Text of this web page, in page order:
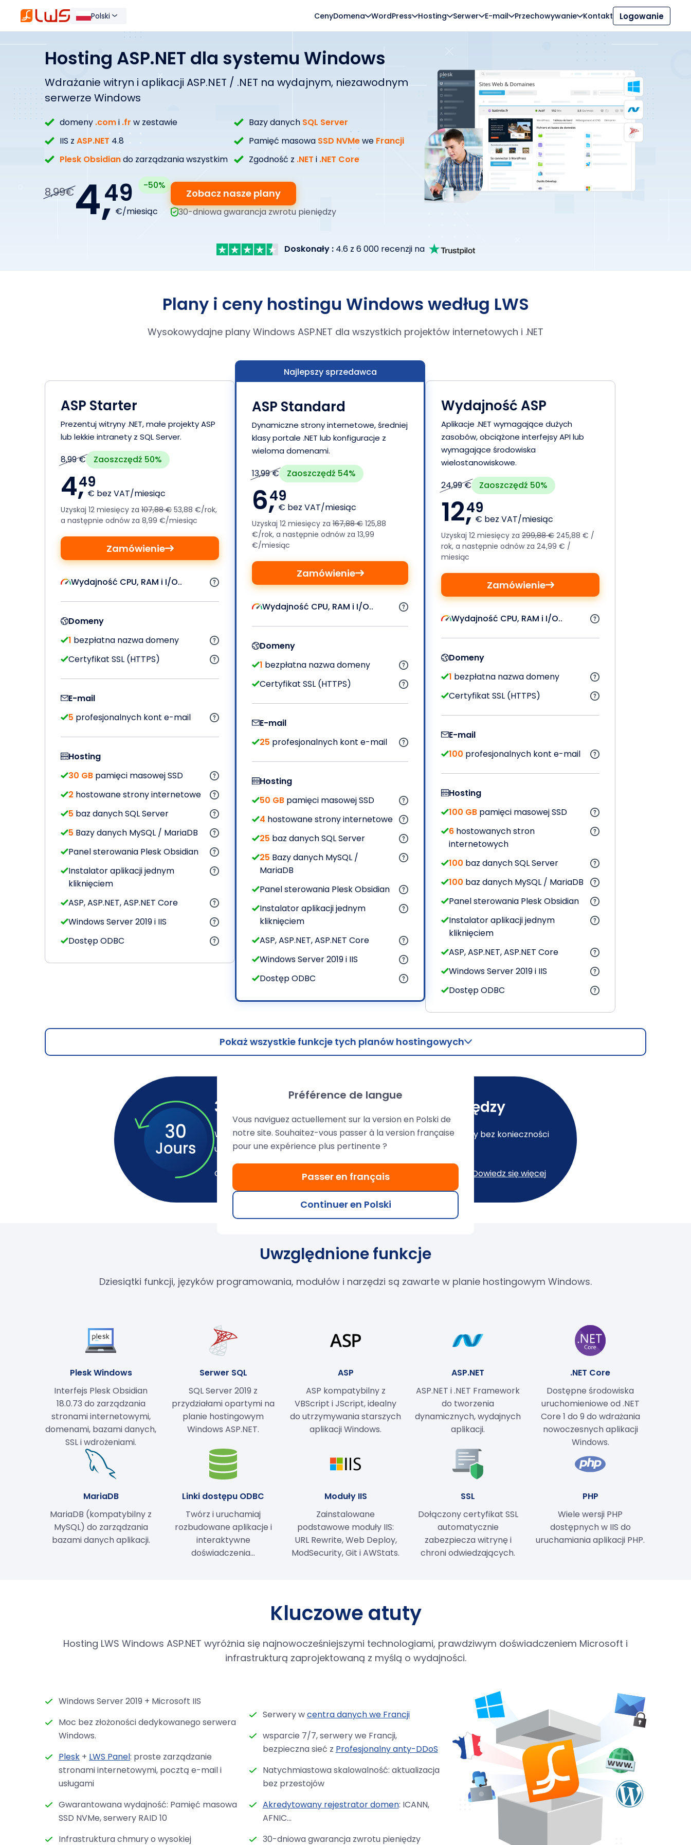
Polski CenyDomena WordPress Hosting Serwer E-mail Przechowywanie Kontakt Logowanie
Hosting ASP.NET dla systemu Windows
Wdrażanie witryn i aplikacji ASP.NET / .NET na wydajnym, niezawodnym
serwerze Windows
domeny .comi .fr w zestawie Bazy danych SQL Server
IIS z ASP.NET 4.8 Pamięć masowa SSD NVMewe Francji
Plesk Obsidiando zarządzania wszystkim Zgodność z .NET i .NET Core
8,99€4,49
€/miesiąc
-50%
Zobacz nasze plany
30-dniowa gwarancja zwrotu pieniędzy
Doskonały :4.6 z 6 000 recenzji na
Plany i ceny hostingu Windows według LWS
Wysokowydajne plany Windows ASP.NET dla wszystkich projektów internetowych i .NET
ASP Starter
Prezentuj witryny .NET, małe projekty ASP
lub lekkie intranety z SQL Server.
8,99 € Zaoszczędź 50%
4,49
€ bez VAT/miesiąc
Uzyskaj 12 miesięcy za 107,88 € 53,88 €/rok,
a następnie odnów za 8,99 €/miesiąc
Zamówienie
Wydajność CPU, RAM i I/O..
Domeny
1 bezpłatna nazwa domeny
Certyfikat SSL (HTTPS)
E-mail
5 profesjonalnych kont e-mail
Hosting
30 GB pamięci masowej SSD
2 hostowane strony internetowe
5 baz danych SQL Server
5 Bazy danych MySQL / MariaDB
Panel sterowania Plesk Obsidian
Instalator aplikacji jednym
kliknięciem
ASP, ASP.NET, ASP.NET Core
Windows Server 2019 i IIS
Dostęp ODBC
Najlepszy sprzedawca
ASP Standard
Dynamiczne strony internetowe, średniej
klasy portale .NET lub konfiguracje z
wieloma domenami.
13,99 € Zaoszczędź 54%
6,49
€ bez VAT/miesiąc
Uzyskaj 12 miesięcy za 167,88 € 125,88
€/rok, a następnie odnów za 13,99
€/miesiąc
Zamówienie
Wydajność CPU, RAM i I/O..
Domeny
1 bezpłatna nazwa domeny
Certyfikat SSL (HTTPS)
E-mail
25 profesjonalnych kont e-mail
Hosting
50 GB pamięci masowej SSD
4 hostowane strony internetowe
25 baz danych SQL Server
25 Bazy danych MySQL /
MariaDB
Panel sterowania Plesk Obsidian
Instalator aplikacji jednym
kliknięciem
ASP, ASP.NET, ASP.NET Core
Windows Server 2019 i IIS
Dostęp ODBC
Wydajność ASP
Aplikacje .NET wymagające dużych
zasobów, obciążone interfejsy API lub
wymagające środowiska
wielostanowiskowe.
24,99 € Zaoszczędź 50%
12,49
€ bez VAT/miesiąc
Uzyskaj 12 miesięcy za 299,88 € 245,88 € /
rok, a następnie odnów za 24,99 € /
miesiąc
Zamówienie
Wydajność CPU, RAM i I/O..
Domeny
1 bezpłatna nazwa domeny
Certyfikat SSL (HTTPS)
E-mail
100 profesjonalnych kont e-mail
Hosting
100 GB pamięci masowej SSD
6 hostowanych stron
internetowych
100 baz danych SQL Server
100 baz danych MySQL / MariaDB
Panel sterowania Plesk Obsidian
Instalator aplikacji jednym
kliknięciem
ASP, ASP.NET, ASP.NET Core
Windows Server 2019 i IIS
Dostęp ODBC
Pokaż wszystkie funkcje tych planów hostingowych
30-dniowa gwarancja zwrotu pieniędzy
Wypróbuj usługi LWS przez 30 dni. Gwarantowany zwrot pieniędzy bez konieczności
uzasadnienia, jeśli nie będziesz w 100% szadowolony.
Obowiązuje dla wszystkich naszych planów hostingowych i VPS. Dowiedz się więcej
Uwzględnione funkcje
Dziesiątki funkcji, języków programowania, modułów i narzędzi są zawarte w planie hostingowym Windows.
Plesk Windows
Interfejs Plesk Obsidian
18.0.73 do zarządzania
stronami internetowymi,
domenami, bazami danych,
SSL i wdrożeniami.
Serwer SQL
SQL Server 2019 z
przydziałami opartymi na
planie hostingowym
Windows ASP.NET.
ASP
ASP kompatybilny z
VBScript i JScript, idealny
do utrzymywania starszych
aplikacji Windows.
ASP.NET
ASP.NET i .NET Framework
do tworzenia
dynamicznych, wydajnych
aplikacji.
.NET Core
Dostępne środowiska
uruchomieniowe od .NET
Core 1 do 9 do wdrażania
nowoczesnych aplikacji
Windows.
MariaDB
MariaDB (kompatybilny z
MySQL) do zarządzania
bazami danych aplikacji.
Linki dostępu ODBC
Twórz i uruchamiaj
rozbudowane aplikacje i
interaktywne
doświadczenia...
Moduły IIS
Zainstalowane
podstawowe moduły IIS:
URL Rewrite, Web Deploy,
ModSecurity, Git i AWStats.
SSL
Dołączony certyfikat SSL
automatycznie
zabezpiecza witrynę i
chroni odwiedzających.
PHP
Wiele wersji PHP
dostępnych w IIS do
uruchamiania aplikacji PHP.
Kluczowe atuty
Hosting LWS Windows ASP.NET wyróżnia się najnowocześniejszymi technologiami, prawdziwym doświadczeniem Microsoft i
infrastrukturą zaprojektowaną z myślą o wydajności.
Windows Server 2019 + Microsoft IIS
Moc bez złożoności dedykowanego serwera
Windows.
Plesk + LWS Panel: proste zarządzanie
stronami internetowymi, pocztą e-mail i
usługami
Gwarantowana wydajność: Pamięć masowa
SSD NVMe, serwery RAID 10
Infrastruktura chmury o wysokiej
Serwery wcentra danych we Francji
wsparcie 7/7, serwery we Francji,
bezpieczna sieć z Profesjonalny anty-DDoS
Natychmiastowa skalowalność: aktualizacja
bez przestojów
Akredytowany rejestrator domen: ICANN,
AFNIC...
30-dniowa gwarancja zwrotu pieniędzy
Préférence de langue
Vous naviguez actuellement sur la version en Polski de
notre site. Souhaitez-vous passer à la version française
pour une expérience plus pertinente ?
Passer en français
Continuer en Polski